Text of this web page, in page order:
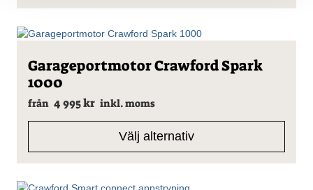
kan
väljas
produktsidan
Garageportmotor Crawford Spark
1000
från 4 995kr inkl. moms
Välj alternativ
Den
här
produkten
har
olika
kan